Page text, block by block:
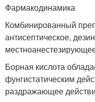
Фармакодинамика
Комбинированный
антисептическое,
Борная кислота
фунгистатическим
раздражающее